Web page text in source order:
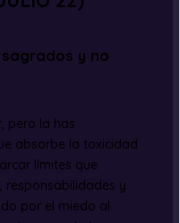
y no
pero la has
absorbe la toxicidad
límites que
responsabilidades y
por el miedo al